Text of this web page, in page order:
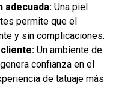
adecuada: Una piel
permite que el
y sin complicaciones.
Un ambiente de
confianza en el
de tatuaje más